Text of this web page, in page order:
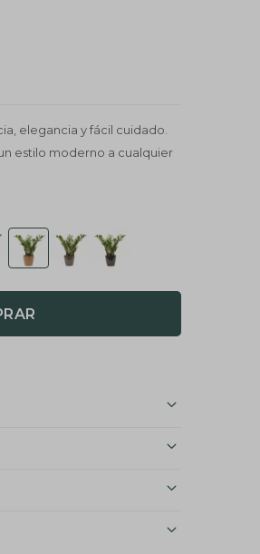
elegancia y fácil cuidado.
estilo moderno a cualquier